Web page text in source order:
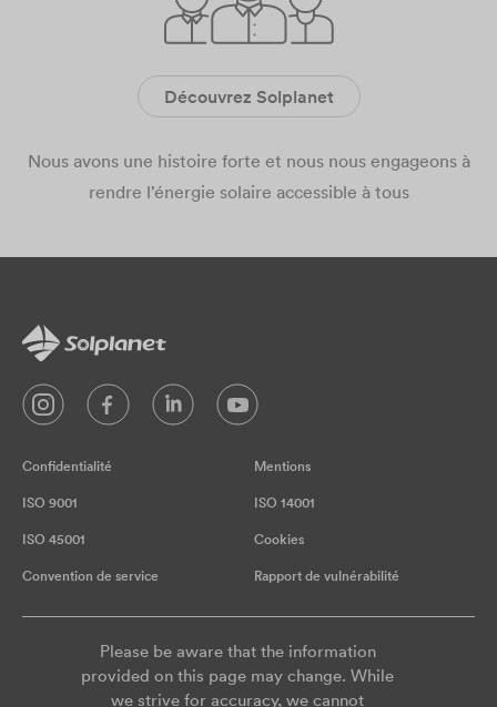
Découvrez Solplanet
Nous avons une histoire forte et nous nous engageons à
rendre l’énergie solaire accessible à tous​
Confidentialité Mentions
ISO 9001 ISO 14001
ISO 45001 Cookies
Convention de service Rapport de vulnérabilité
Please be aware that the information
provided on this page may change. While
we strive for accuracy, we cannot